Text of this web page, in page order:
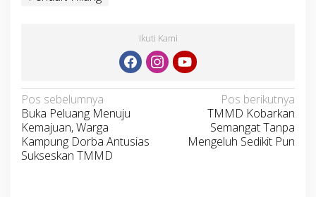
Ikuti Kami
Navigasi
pos
Pos sebelumnya
Buka Peluang Menuju
Kemajuan, Warga
Kampung Dorba Antusias
Sukseskan TMMD
Pos berikutnya
TMMD Kobarkan
Semangat Tanpa
Mengeluh Sedikit Pun